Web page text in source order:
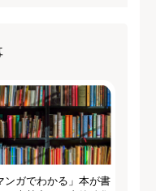
ンガでわかる」本が書